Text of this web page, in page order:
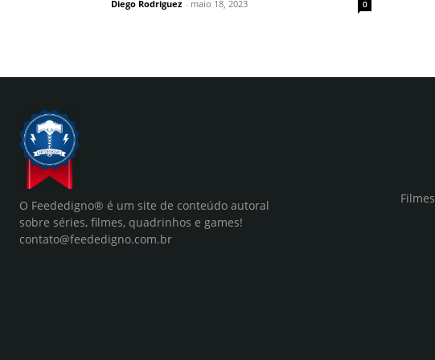
Diego Rodriguez - maio 18, 2023 0
O Feededigno® é um site de conteúdo autoral
sobre séries, filmes, quadrinhos e games!
contato@feededigno.com.br
Filmes